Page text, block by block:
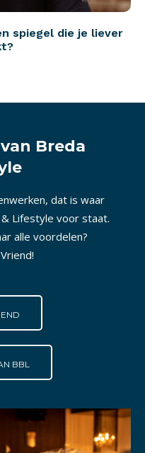
spiegel die je liever
Breda
dat is waar
Lifestyle voor staat.
alle voordelen?
BBL